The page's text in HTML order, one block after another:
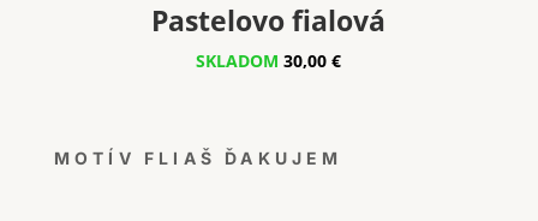
Pastelovo fialová
SKLADOM30,00 €
MOTÍV FLIAŠ ĎAKUJEM